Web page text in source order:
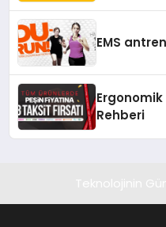
EMS
Rehberi